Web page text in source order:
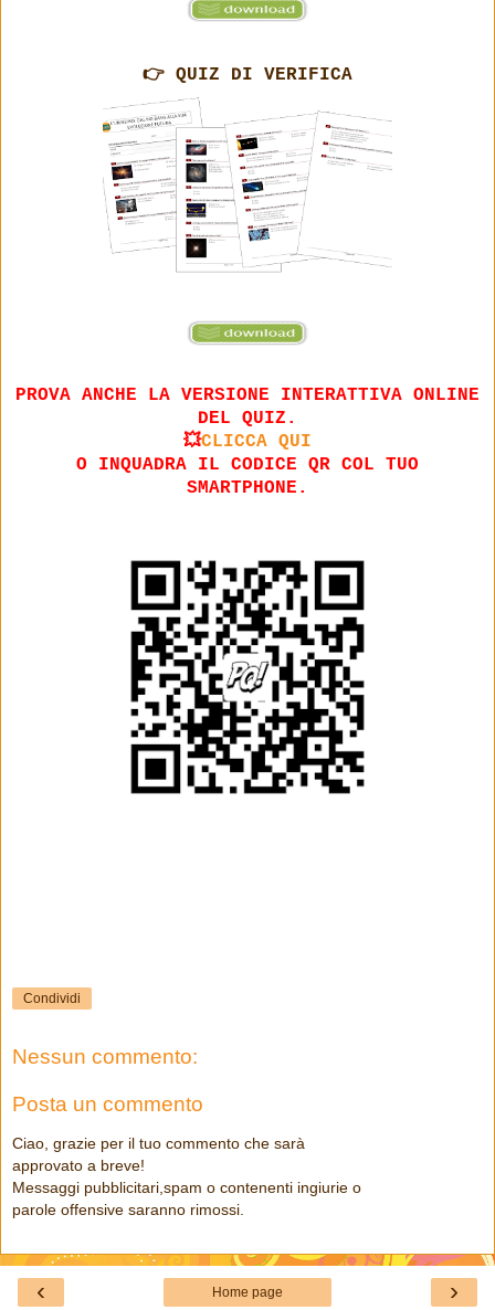
👉 QUIZ DI VERIFICA
PROVA ANCHE LA VERSIONE INTERATTIVA ONLINE
DEL QUIZ.
💥CLICCA QUI
O INQUADRA IL CODICE QR COL TUO
SMARTPHONE.
Condividi
Nessun commento:
Posta un commento
Ciao, grazie per il tuo commento che sarà
approvato a breve!
Messaggi pubblicitari,spam o contenenti ingiurie o
parole offensive saranno rimossi.
‹ ›
Home page